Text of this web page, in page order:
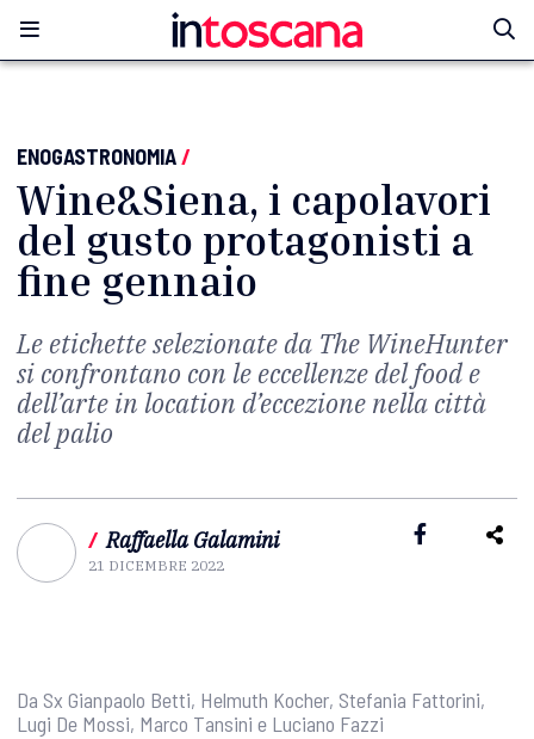
ENOGASTRONOMIA/
Wine&Siena, i capolavori
del gusto protagonisti a
fine gennaio
Le etichette selezionate da The WineHunter
si confrontano con le eccellenze del food e
dell’arte in location d’eccezione nella città
del palio
/ Raffaella Galamini
21 DICEMBRE 2022
Da Sx Gianpaolo Betti, Helmuth Kocher, Stefania Fattorini,
Lugi De Mossi, Marco Tansini e Luciano Fazzi